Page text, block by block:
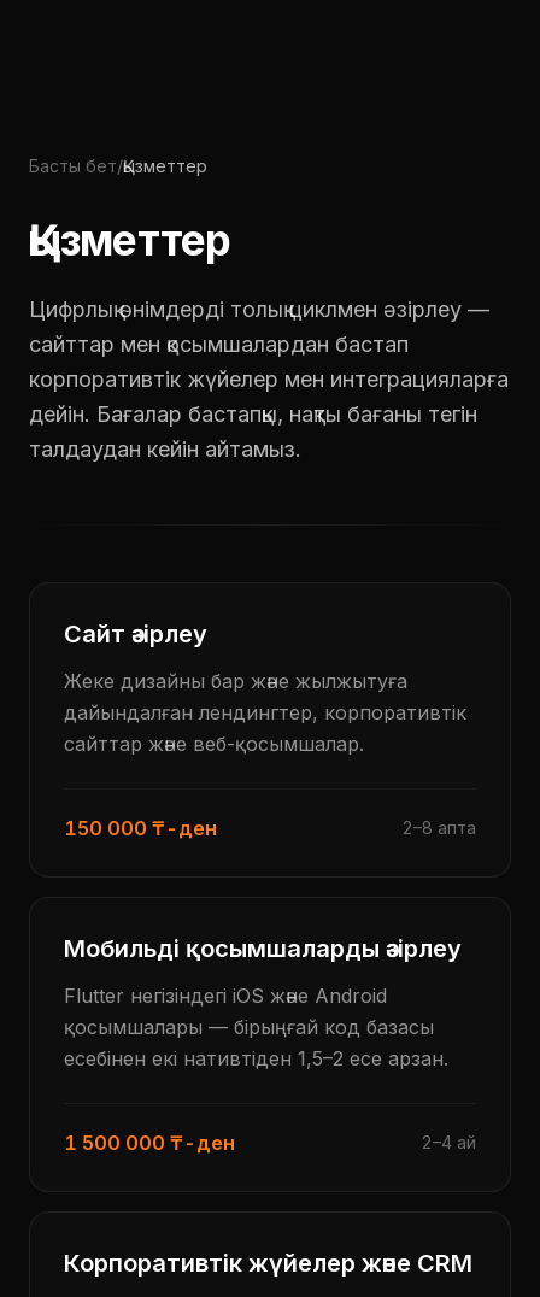
Басты бет/Қызметтер
Қызметтер
Цифрлық өнімдерді толық циклмен әзірлеу —
сайттар мен қосымшалардан бастап
корпоративтік жүйелер мен интеграцияларға
дейін. Бағалар бастапқы, нақты бағаны тегін
талдаудан кейін айтамыз.
Сайт әзірлеу
Жеке дизайны бар және жылжытуға
дайындалған лендингтер, корпоративтік
сайттар және веб-қосымшалар.
150 000 ₸-ден 2–8 апта
Мобильді қосымшаларды әзірлеу
Flutter негізіндегі iOS және Android
қосымшалары — бірыңғай код базасы
есебінен екі нативтіден 1,5–2 есе арзан.
1 500 000 ₸-ден 2–4 ай
Корпоративтік жүйелер және CRM